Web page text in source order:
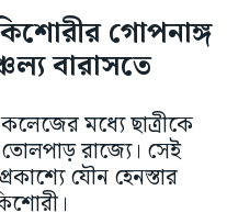
গোপনাঙ্গ
বারাসতে
মধ্যে ছাত্রীকে
রাজ্যে। সেই
যৌন হেনস্তার